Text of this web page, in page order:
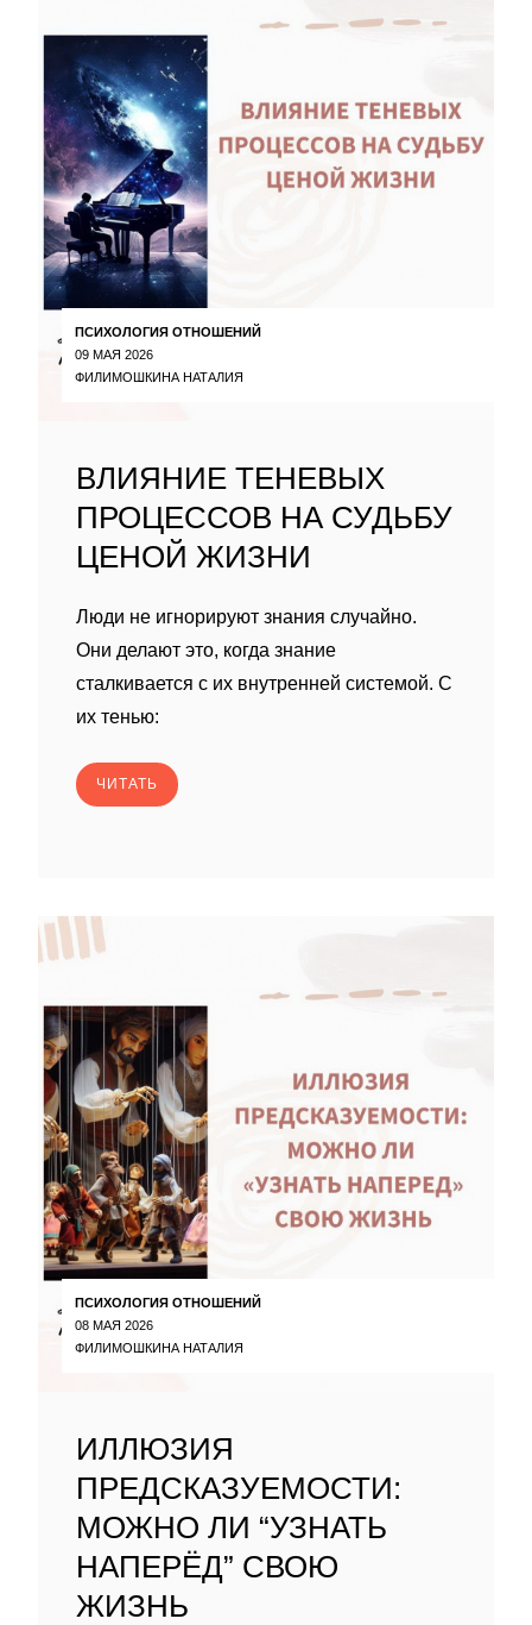
ПСИХОЛОГИЯ ОТНОШЕНИЙ
09 МАЯ 2026
ФИЛИМОШКИНА НАТАЛИЯ
ВЛИЯНИЕ ТЕНЕВЫХ
ПРОЦЕССОВ НА СУДЬБУ
ЦЕНОЙ ЖИЗНИ
Люди не игнорируют знания случайно.
Они делают это, когда знание
сталкивается с их внутренней системой. С
их тенью:
ЧИТАТЬ
ПСИХОЛОГИЯ ОТНОШЕНИЙ
08 МАЯ 2026
ФИЛИМОШКИНА НАТАЛИЯ
ИЛЛЮЗИЯ
ПРЕДСКАЗУЕМОСТИ:
МОЖНО ЛИ “УЗНАТЬ
НАПЕРЁД” СВОЮ
ЖИЗНЬ